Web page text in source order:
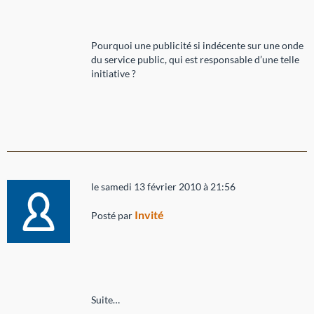
Pourquoi une publicité si indécente sur une onde
du service public, qui est responsable d’une telle
initiative ?
le samedi 13 février 2010 à 21:56
Posté par Invité
Suite…